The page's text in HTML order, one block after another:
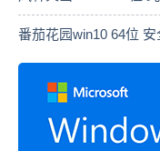
番茄花园win10 64位